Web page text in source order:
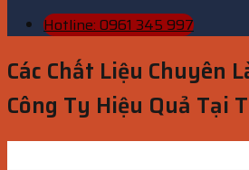
Hotline: 0961 345 997
Các Chất Liệu Chuyên
Công Ty Hiệu Quả Tại